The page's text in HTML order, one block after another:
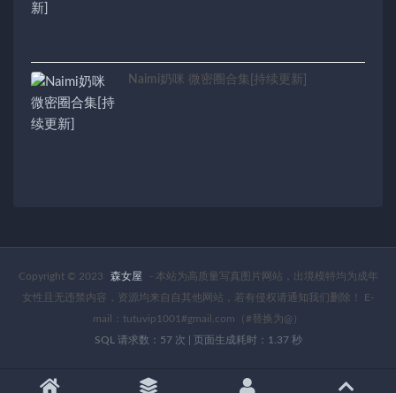
Naimi奶咪 微密圈合集[持续更新]
Copyright © 2023 森女屋
- 本站为高质量写真图片网站，出境模特均为成年
女性且无违禁内容，资源均来自自其他网站，若有侵权请通知我们删除！ E-
mail：tutuvip1001#gmail.com（#替换为@）
SQL 请求数：57 次
页面生成耗时：1.37 秒